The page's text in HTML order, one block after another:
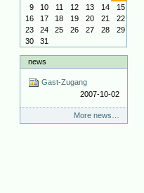
9
10 11 12 13 14
15
16
17 18 19 20 21
22
23
24 25 26 27 28
29
30
31
news
Gast-Zugang
2007-10-02
More news…